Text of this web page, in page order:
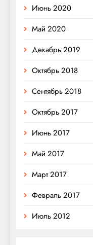
Июнь 2020
Май 2020
Декабрь 2019
Октябрь 2018
Сентябрь 2018
Октябрь 2017
Июнь 2017
Май 2017
Март 2017
Февраль 2017
Июль 2012